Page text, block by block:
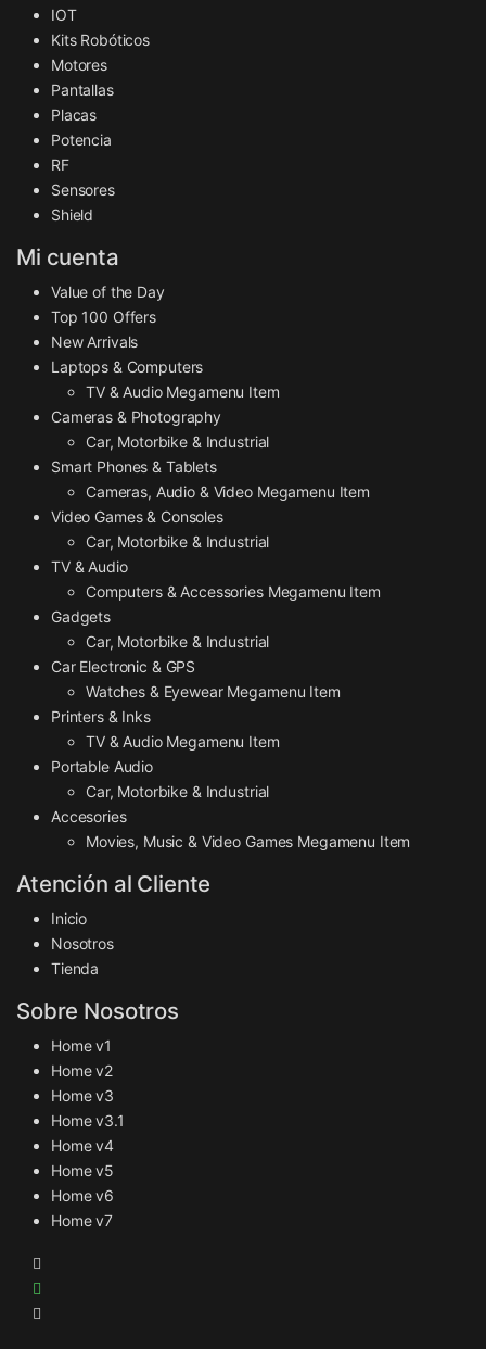
IOT
Kits Robóticos
Motores
Pantallas
Placas
Potencia
RF
Sensores
Shield
Mi cuenta
Value of the Day
Top 100 Offers
New Arrivals
Laptops & Computers
TV & Audio Megamenu Item
Cameras & Photography
Car, Motorbike & Industrial
Smart Phones & Tablets
Cameras, Audio & Video Megamenu Item
Video Games & Consoles
Car, Motorbike & Industrial
TV & Audio
Computers & Accessories Megamenu Item
Gadgets
Car, Motorbike & Industrial
Car Electronic & GPS
Watches & Eyewear Megamenu Item
Printers & Inks
TV & Audio Megamenu Item
Portable Audio
Car, Motorbike & Industrial
Accesories
Movies, Music & Video Games Megamenu Item
Atención al Cliente
Inicio
Nosotros
Tienda
Sobre Nosotros
Home v1
Home v2
Home v3
Home v3.1
Home v4
Home v5
Home v6
Home v7